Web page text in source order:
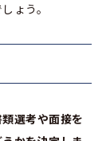
ょう。
選考や面接を